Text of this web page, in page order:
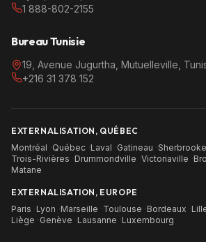
1 888-802-2155
Bureau Tunisie
19, Avenue Jugurtha, Mutuelleville,
+216 31 378 152
EXTERNALISATION, QUÉBEC
Montréal ·Québec ·Laval ·Gatineau ·Sherbrooke
Trois-Rivières ·Drummondville ·Victoriaville ·
Matane
EXTERNALISATION, EUROPE
Paris ·Lyon ·Marseille ·Toulouse ·Bordeaux ·
Liège ·Genève ·Lausanne ·Luxembourg